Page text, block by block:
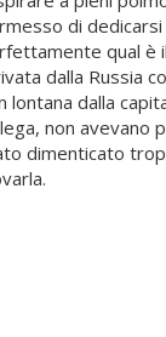
di dedicarsi
qual è
dalla Russia
lontana dalla
non avevano
dimenticato